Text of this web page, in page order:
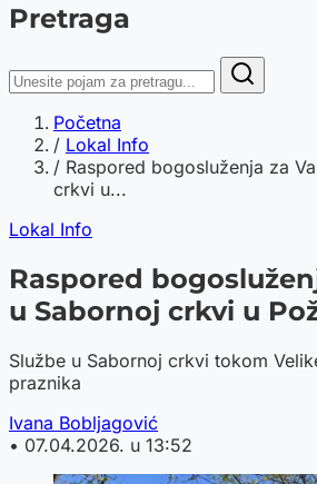
Pretraga
Početna
/ Lokal Info
/ Raspored bogosluženja za
crkvi u...
Lokal Info
Raspored
u Sabornoj crkvi u
Službe u Sabornoj crkvi tokom
praznika
Ivana Bobljagović
• 07.04.2026. u 13:52